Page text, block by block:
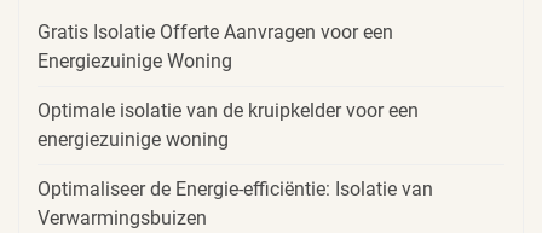
Gratis Isolatie Offerte Aanvragen voor een
Energiezuinige Woning
Optimale isolatie van de kruipkelder voor een
energiezuinige woning
Optimaliseer de Energie-efficiëntie: Isolatie van
Verwarmingsbuizen